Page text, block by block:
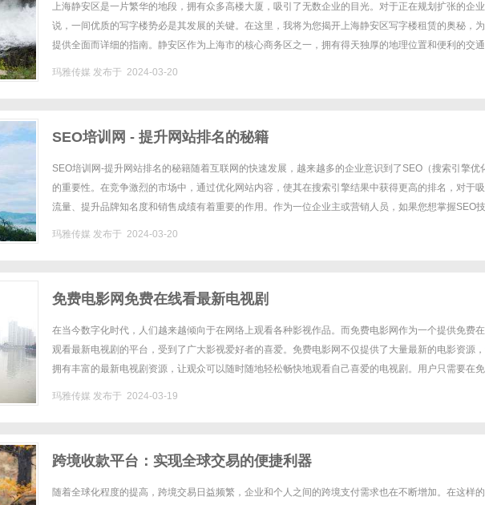
上海静安区是一片繁华的地段，拥有众多高楼大厦，吸引了无数企业的目光。对于正在规划扩张的企
说，一间优质的写字楼势必是其发展的关键。在这里，我将为您揭开上海静安区写字楼租赁的奥秘，
提供全面而详细的指南。静安区作为上海市的核心商务区之一，拥有得天独厚的地理位置和便利的交
玛雅传媒 发布于 2024-03-20
SEO培训网 - 提升网站排名的秘籍
SEO培训网-提升网站排名的秘籍随着互联网的快速发展，越来越多的企业意识到了SEO（搜索引擎优
的重要性。在竞争激烈的市场中，通过优化网站内容，使其在搜索引擎结果中获得更高的排名，对于吸
流量、提升品牌知名度和销售成绩有着重要的作用。作为一位企业主或营销人员，如果您想掌握SEO技
玛雅传媒 发布于 2024-03-20
免费电影网免费在线看最新电视剧
在当今数字化时代，人们越来越倾向于在网络上观看各种影视作品。而免费电影网作为一个提供免费
观看最新电视剧的平台，受到了广大影视爱好者的喜爱。免费电影网不仅提供了大量最新的电影资源
拥有丰富的最新电视剧资源，让观众可以随时随地轻松畅快地观看自己喜爱的电视剧。用户只需要在
玛雅传媒 发布于 2024-03-19
跨境收款平台：实现全球交易的便捷利器
随着全球化程度的提高，跨境交易日益频繁，企业和个人之间的跨境支付需求也在不断增加。在这样